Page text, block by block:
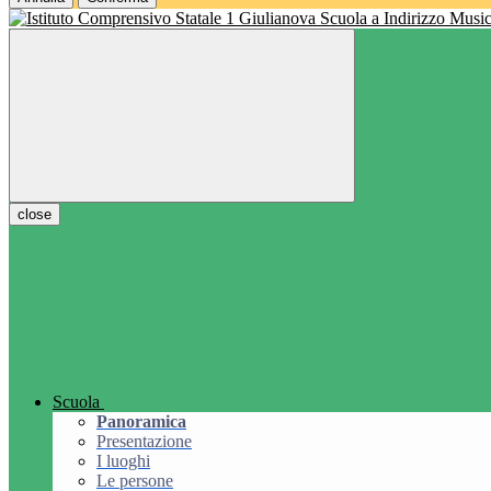
Scuola a Indirizzo
close
Scuola
Panoramica
Presentazione
I luoghi
Le persone